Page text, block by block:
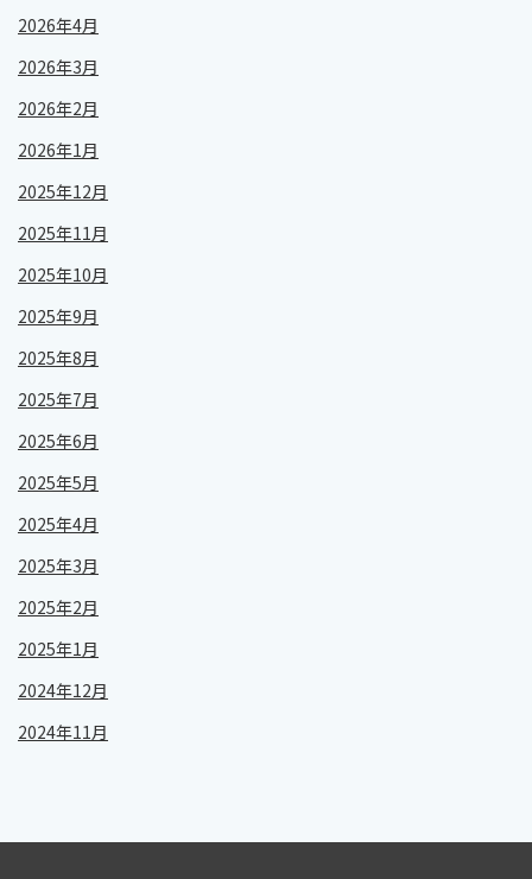
2026年4月
2026年3月
2026年2月
2026年1月
2025年12月
2025年11月
2025年10月
2025年9月
2025年8月
2025年7月
2025年6月
2025年5月
2025年4月
2025年3月
2025年2月
2025年1月
2024年12月
2024年11月